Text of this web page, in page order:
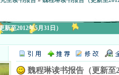
至2012年5月31日）
魏程琳读书报告（更新至